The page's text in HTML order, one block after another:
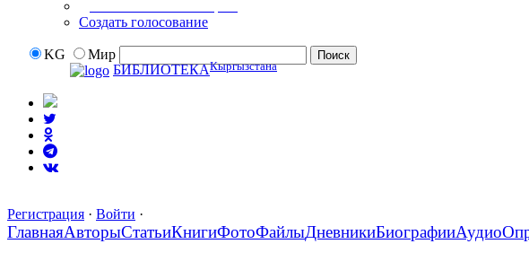
Создать голосование
KG
Мир
БИБЛИОТЕКАКыргызстана
Регистрация · Войти ·
ГлавнаяАвторыСтатьиКнигиФотоФайлыДневникиБиографииАудио